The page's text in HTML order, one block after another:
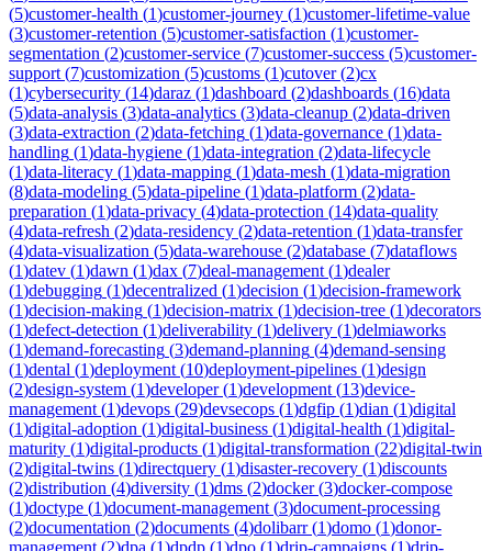
(5)customer-health (1)customer-journey (1)customer-lifetime-value
(3)customer-retention (5)customer-satisfaction (1)customer-
segmentation (2)customer-service (7)customer-success (5)customer-
support (7)customization (5)customs (1)cutover(2)cx
(1)cybersecurity (14)daraz (1)dashboard (2)dashboards (16)data
(5)data-analysis (3)data-analytics (3)data-cleanup (2)data-driven
(3)data-extraction (2)data-fetching (1)data-governance (1)data-
handling (1)data-hygiene (1)data-integration (2)data-lifecycle
(1)data-literacy (1)data-mapping (1)data-mesh (1)data-migration
(8)data-modeling (5)data-pipeline (1)data-platform (2)data-
preparation (1)data-privacy (4)data-protection (14)data-quality
(4)data-refresh (2)data-residency (2)data-retention (1)data-transfer
(4)data-visualization (5)data-warehouse (2)database (7)dataflows
(1)datev (1)dawn (1)dax (7)deal-management (1)dealer
(1)debugging (1)decentralized (1)decision (1)decision-framework
(1)decision-making (1)decision-matrix (1)decision-tree (1)decorators
(1)defect-detection (1)deliverability (1)delivery (1)delmiaworks
(1)demand-forecasting (3)demand-planning (4)demand-sensing
(1)dental (1)deployment (10)deployment-pipelines (1)design
(2)design-system (1)developer(1)development (13)device-
management (1)devops (29)devsecops (1)dgfip (1)dian (1)digital
(1)digital-adoption (1)digital-business (1)digital-health (1)digital-
maturity (1)digital-products (1)digital-transformation (22)digital-twin
(2)digital-twins (1)directquery (1)disaster-recovery (1)discounts
(2)distribution (4)diversity (1)dms (2)docker(3)docker-compose
(1)doctype (1)document-management (3)document-processing
(2)documentation (2)documents (4)dolibarr(1)domo (1)donor-
management (2)dpa (1)dpdp (1)dpo (1)drip-campaigns (1)drip-